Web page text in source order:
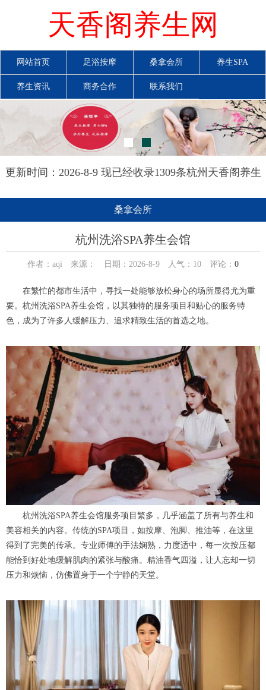
天香阁养生网
网站首页 足浴按摩 桑拿会所 养生SPA
养生资讯 商务合作 联系我们
更新时间：2026-8-9 现已经收录1309条杭州天香阁养生
桑拿会所
杭州洗浴SPA养生会馆
作者：aqi 来源： 日期：2026-8-9 人气： 10 评论： 0
在繁忙的都市生活中，寻找一处能够放松身心的场所显得尤为重
要。杭州洗浴SPA养生会馆，以其独特的服务项目和贴心的服务特
色，成为了许多人缓解压力、追求精致生活的首选之地。
杭州洗浴SPA养生会馆服务项目繁多，几乎涵盖了所有与养生和
美容相关的内容。传统的SPA项目，如按摩、泡脚、推油等，在这里
得到了完美的传承。专业师傅的手法娴熟，力度适中，每一次按压都
能恰到好处地缓解肌肉的紧张与酸痛。精油香气四溢，让人忘却一切
压力和烦恼，仿佛置身于一个宁静的天堂。